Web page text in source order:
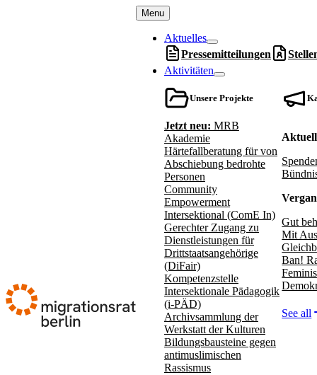
Menu
Aktuelles
Pressemitteilungen
Aktivitäten
Unsere Projekte
Jetzt neu: MRB
Akademie
Härtefallberatung für von
Abschiebung bedrohte
Personen
Community
Empowerment
Intersektional (ComE In)
Gerechter Zugang zu
Dienstleistungen für
Drittstaatsangehörige
(DiFair)
Kompetenzstelle
Intersektionale Pädagogik
(i-PÄD)
Archivsammlung der
Werkstatt der Kulturen
Bildungsbausteine gegen
antimuslimischen
Rassismus
Gut
Mit
Ban!
See all